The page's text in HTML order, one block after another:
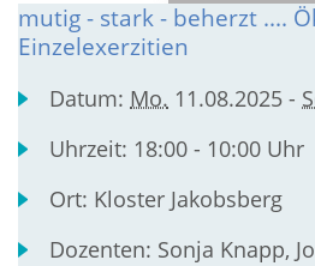
mutig - stark - beherzt ....
Einzelexerzitien
Datum: Mo. 11.08.2025 -
Uhrzeit: 18:00 - 10:00 Uhr
Ort: Kloster Jakobsberg
Dozenten: Sonja Knapp,